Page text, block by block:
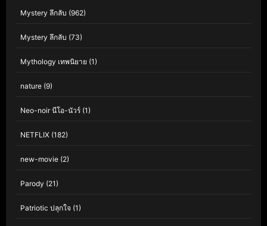
Mystery ลึกลับ (962)
Mystery ลึกลับ (73)
Mythology เทพนิยาย (1)
nature (9)
Neo-noir นีโอ-นัวร์ (1)
NETFLIX (182)
new-movie (2)
Parody (21)
Patriotic ปลุกใจ (1)